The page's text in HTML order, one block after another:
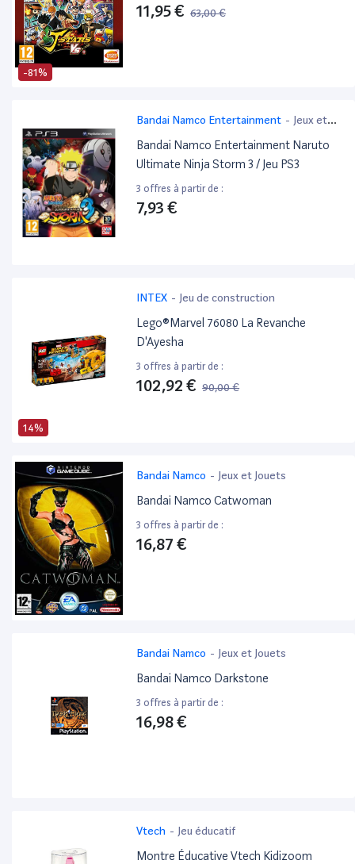
-81%
11,95 € 63,00 €
Bandai Namco Entertainment - Jeux et
Jouets
Bandai Namco Entertainment Naruto
Ultimate Ninja Storm 3 / Jeu PS3
3 offres à partir de :
7,93 €
14%
INTEX - Jeu de construction
Lego®Marvel 76080 La Revanche
D'Ayesha
3 offres à partir de :
102,92 € 90,00 €
Bandai Namco - Jeux et Jouets
Bandai Namco Catwoman
3 offres à partir de :
16,87 €
Bandai Namco - Jeux et Jouets
Bandai Namco Darkstone
3 offres à partir de :
16,98 €
Vtech - Jeu éducatif
Montre Éducative Vtech Kidizoom